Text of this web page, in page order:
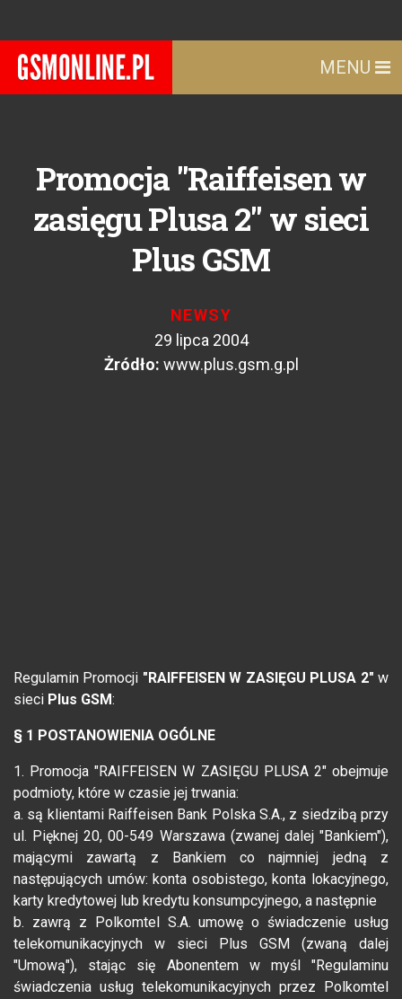
MENU
Promocja "Raiffeisen w
zasięgu Plusa 2" w sieci
Plus GSM
NEWSY
29 lipca 2004
Żródło: www.plus.gsm.g.pl
Regulamin Promocji "RAIFFEISEN W ZASIĘGU PLUSA 2" w
sieci Plus GSM:
§ 1 POSTANOWIENIA OGÓLNE
1. Promocja "RAIFFEISEN W ZASIĘGU PLUSA 2" obejmuje
podmioty, które w czasie jej trwania:
a. są klientami Raiffeisen Bank Polska S.A., z siedzibą przy
ul. Pięknej 20, 00-549 Warszawa (zwanej dalej "Bankiem"),
mającymi zawartą z Bankiem co najmniej jedną z
następujących umów: konta osobistego, konta lokacyjnego,
karty kredytowej lub kredytu konsumpcyjnego, a następnie
b. zawrą z Polkomtel S.A. umowę o świadczenie usług
telekomunikacyjnych w sieci Plus GSM (zwaną dalej
"Umową"), stając się Abonentem w myśl "Regulaminu
świadczenia usług telekomunikacyjnych przez Polkomtel